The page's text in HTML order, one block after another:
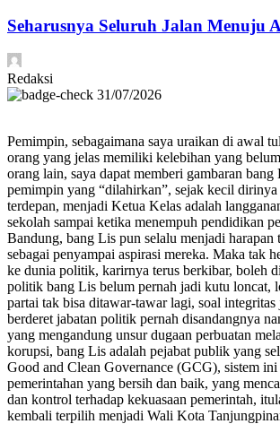
Seharusnya Seluruh Jalan Menuju
Redaksi
31/07/2026
Pemimpin, sebagaimana saya uraikan di awal
orang yang jelas memiliki kelebihan yang
orang lain, saya dapat memberi gambaran
pemimpin yang “dilahirkan”, sejak kecil
terdepan, menjadi Ketua Kelas adalah
sekolah sampai ketika menempuh pendidikan
Bandung, bang Lis pun selalu menjadi harapan
sebagai penyampai aspirasi mereka. Maka tak
ke dunia politik, karirnya terus berkibar, boleh
politik bang Lis belum pernah jadi kutu loncat,
partai tak bisa ditawar-tawar lagi, soal integritas
berderet jabatan politik pernah disandangnya
yang mengandung unsur dugaan perbuatan
korupsi, bang Lis adalah pejabat publik yang
Good and Clean Governance (GCG), sistem ini
pemerintahan yang bersih dan baik, yang
dan kontrol terhadap kekuasaan pemerintah,
kembali terpilih menjadi Wali Kota